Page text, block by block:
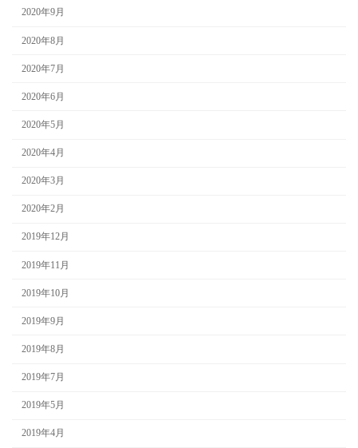
2020年9月
2020年8月
2020年7月
2020年6月
2020年5月
2020年4月
2020年3月
2020年2月
2019年12月
2019年11月
2019年10月
2019年9月
2019年8月
2019年7月
2019年5月
2019年4月